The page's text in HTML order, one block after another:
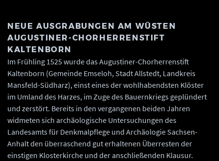
NEUE AUSGRABUNGEN AM WÜSTEN
AUGUSTINER-CHORHERRENSTIFT
KALTENBORN
Im Frühling 1525 wurde das Augustiner-Chorherrenstift
Kaltenborn (Gemeinde Emseloh, Stadt Allstedt, Landkreis
Mansfeld-Südharz), einst eines der wohlhabendsten Klöster
im Umland des Harzes, im Zuge des Bauernkriegs geplündert
und zerstört. Bereits in den vergangenen beiden Jahren
widmeten sich archäologische Untersuchungen des
Landesamts für Denkmalpflege und Archäologie Sachsen-
Anhalt den überraschend gut erhaltenen Überresten der
einstigen Klosterkirche und der anschließenden Klausur.